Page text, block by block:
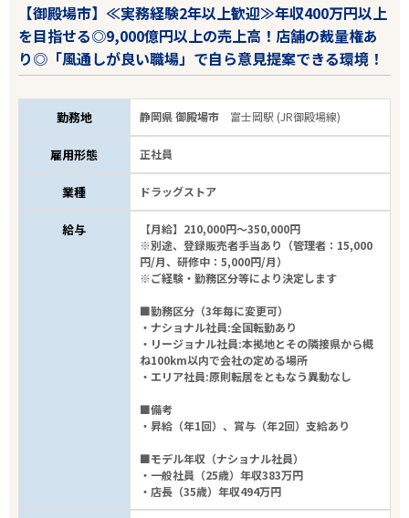
【御殿場市】≪実務経験2年以上歓迎≫年収400万円以上
を目指せる◎9,000億円以上の売上高！店舗の裁量権あ
り◎「風通しが良い職場」で自ら意見提案できる環境！
勤務地 静岡県 御殿場市 富士岡駅 (JR御殿場線)
雇用形態 正社員
業種 ドラッグストア
給与
【月給】210,000円～350,000円
※別途、登録販売者手当あり（管理者：15,000
円/月、研修中：5,000円/月）
※ご経験・勤務区分等により決定します
■勤務区分（3年毎に変更可）
・ナショナル社員:全国転勤あり
・リージョナル社員:本拠地とその隣接県から概
ね100km以内で会社の定める場所
・エリア社員:原則転居をともなう異動なし
■備考
・昇給（年1回）、賞与（年2回）支給あり
■モデル年収（ナショナル社員）
・一般社員（25歳）年収383万円
・店長（35歳）年収494万円